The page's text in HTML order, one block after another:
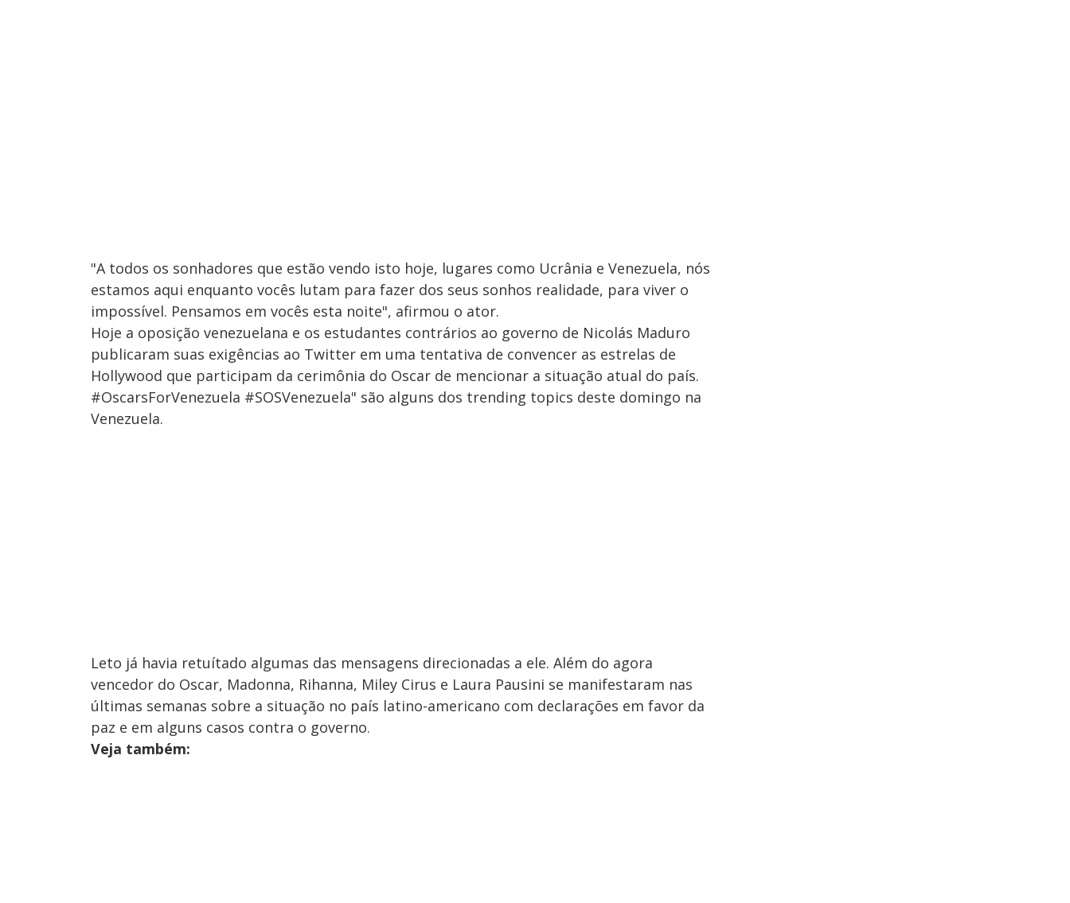
"A todos os sonhadores que estão vendo isto hoje, lugares como Ucrânia e Venezuela, nós
estamos aqui enquanto vocês lutam para fazer dos seus sonhos realidade, para viver o
impossível. Pensamos em vocês esta noite", afirmou o ator.
Hoje a oposição venezuelana e os estudantes contrários ao governo de Nicolás Maduro
publicaram suas exigências ao Twitter em uma tentativa de convencer as estrelas de
Hollywood que participam da cerimônia do Oscar de mencionar a situação atual do país.
#OscarsForVenezuela #SOSVenezuela" são alguns dos trending topics deste domingo na
Venezuela.
Leto já havia retuítado algumas das mensagens direcionadas a ele. Além do agora
vencedor do Oscar, Madonna, Rihanna, Miley Cirus e Laura Pausini se manifestaram nas
últimas semanas sobre a situação no país latino-americano com declarações em favor da
paz e em alguns casos contra o governo.
Veja também: